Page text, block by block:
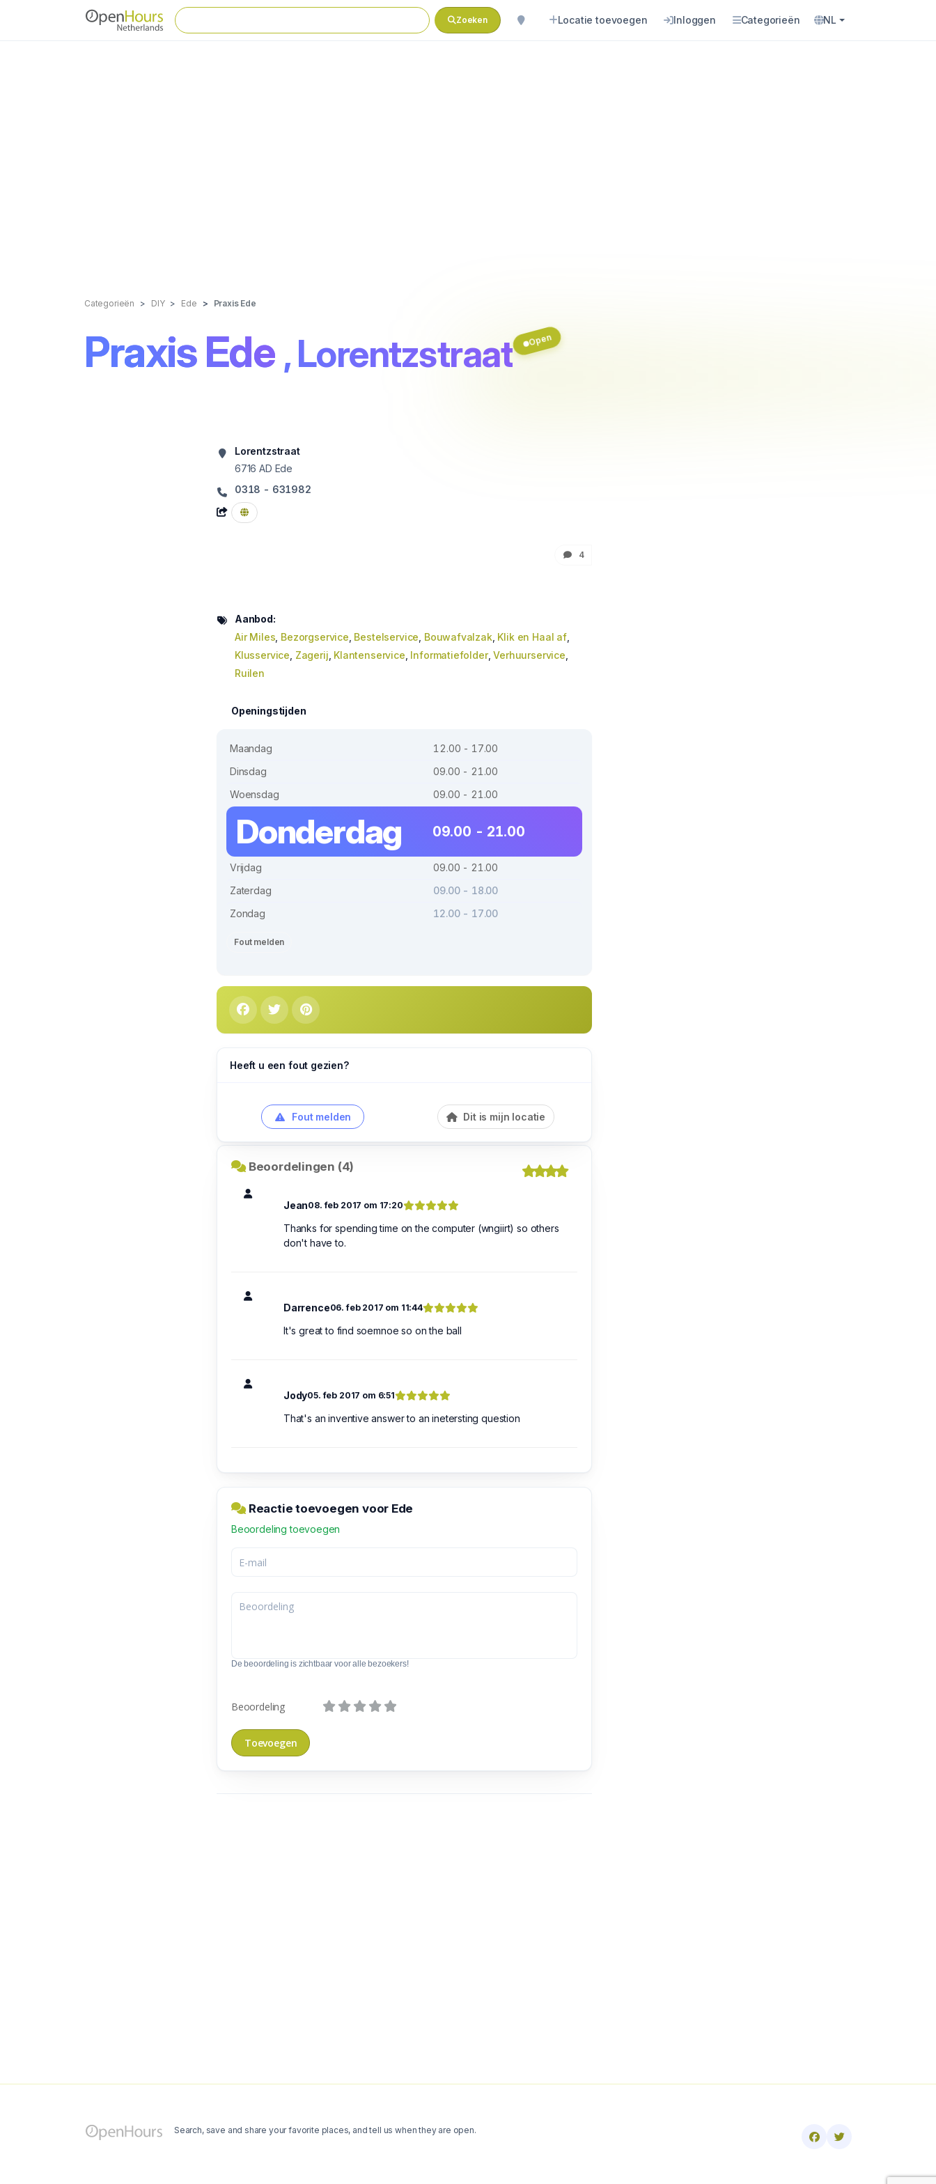
Zoeken Locatie toevoegen Inloggen Categorieën NL
Categorieën DIY Ede Praxis Ede
Praxis Ede , Lorentzstraat Open
Lorentzstraat
6716 AD Ede
0318 - 631982
4
Aanbod:
Air Miles Bezorgservice Bestelservice Bouwafvalzak, Klik en Haal af,
Klusservice Zagerij Klantenservice Informatiefolder,Verhuurservice
Ruilen
Openingstijden
Maandag
12.00 - 17.00
Dinsdag
09.00 - 21.00
Woensdag
09.00 - 21.00
Donderdag 09.00 - 21.00
Vrijdag
09.00 - 21.00
Zaterdag
09.00 - 18.00
Zondag
12.00 - 17.00
Fout melden
Heeft u een fout gezien?
Fout melden Dit is mijn locatie
Beoordelingen (4)
Jean08. feb 2017 om 17:20
Thanks for spending time on the computer (wngiirt) so others
don't have to.
Darrence06. feb 2017 om 11:44
It's great to find soemnoe so on the ball
Jody05. feb 2017 om 6:51
That's an inventive answer to an inetersting question
Reactie toevoegen voor Ede
Beoordeling toevoegen
De beoordeling is zichtbaar voor alle bezoekers!
Beoordeling
Search, save and share your favorite places, and tell us when they are open.